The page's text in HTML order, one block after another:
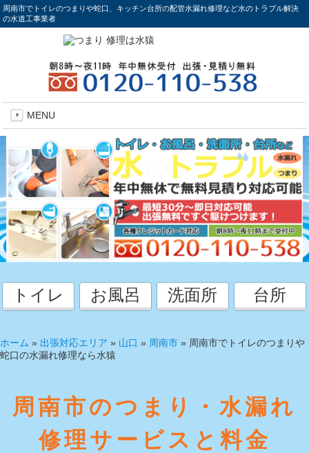
周南市でトイレのつまりや蛇口、キッチン台所の配管水漏れ修理など水のトラブル解決
の水道工事業者
MENU
トイレ お風呂 洗面所 台所
ホーム » 出張対応エリア » 山口 » 周南市 » 周南市でトイレのつまりや
蛇口の水漏れ修理なら水猿
周南市のつまり・水漏れ
修理サービスと料金